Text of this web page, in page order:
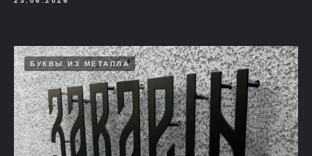
БУКВЫ ИЗ МЕТАЛЛА